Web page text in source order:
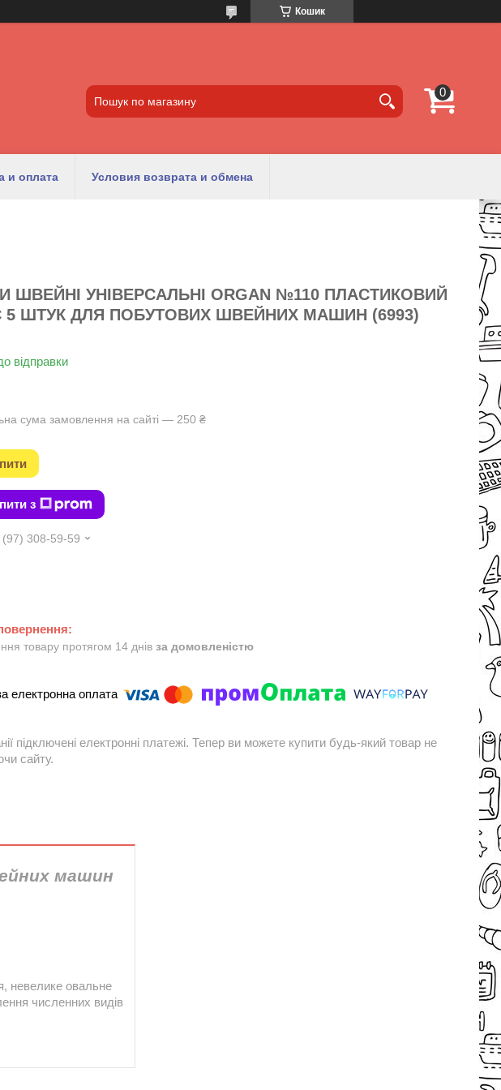
Кошик
и оплата Условия возврата и обмена
ШВЕЙНІ УНІВЕРСАЛЬНІ ORGAN №110 ПЛАСТИКОВИЙ
5 ШТУК ДЛЯ ПОБУТОВИХ ШВЕЙНИХ МАШИН (6993)
відправки
сума замовлення на сайті — 250 ₴
з
(97) 308-59-59
товару протягом 14 днів за домовленістю
підключені електронні платежі. Тепер ви можете купити будь-який товар не
сайту.
машин
невелике овальне
численних видів